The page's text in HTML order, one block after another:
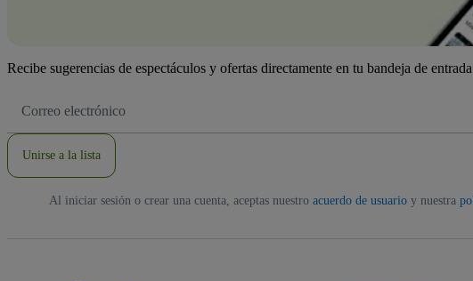
Recibe sugerencias de espectáculos y ofertas directamente en tu bandeja de entrada
de
Unirse a la lista
Al iniciar sesión o crear una cuenta, aceptas nuestro acuerdo de usuarioy nuestra